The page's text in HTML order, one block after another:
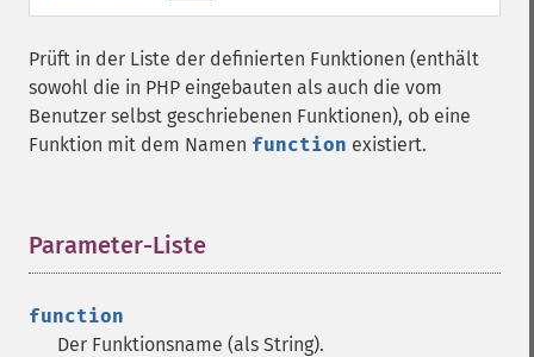
Prüft in der Liste der definierten Funktionen (enthält
sowohl die in PHP eingebauten als auch die vom
Benutzer selbst geschriebenen Funktionen), ob eine
Funktion mit dem Namen function existiert.
Parameter-Liste
function
Der Funktionsname (als String).